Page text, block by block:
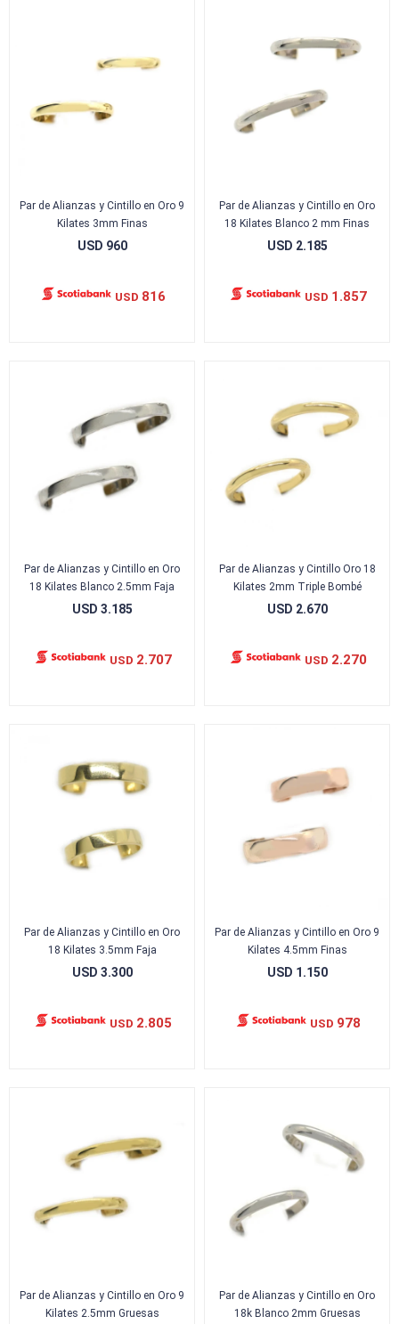
Par de Alianzas y Cintillo en Oro 9
Kilates 3mm Finas
USD 960
USD 816
Par de Alianzas y Cintillo en Oro
18 Kilates Blanco 2 mm Finas
USD 2.185
USD 1.857
Par de Alianzas y Cintillo en Oro
18 Kilates Blanco 2.5mm Faja
USD 3.185
USD 2.707
Par de Alianzas y Cintillo Oro 18
Kilates 2mm Triple Bombé
USD 2.670
USD 2.270
Par de Alianzas y Cintillo en Oro
18 Kilates 3.5mm Faja
USD 3.300
USD 2.805
Par de Alianzas y Cintillo en Oro 9
Kilates 4.5mm Finas
USD 1.150
USD 978
Par de Alianzas y Cintillo en Oro 9
Kilates 2.5mm Gruesas
Par de Alianzas y Cintillo en Oro
18k Blanco 2mm Gruesas